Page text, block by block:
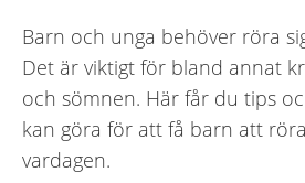
Barn och unga behöver röra
Det är viktigt för bland annat
och sömnen. Här får du tips
kan göra för att få barn att
vardagen.